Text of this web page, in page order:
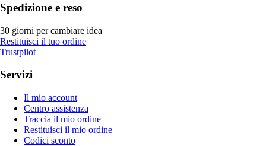
Spedizione e reso
30 giorni per cambiare idea
Restituisci il tuo ordine
Trustpilot
Servizi
Il mio account
Centro assistenza
Traccia il mio ordine
Restituisci il mio ordine
Codici sconto